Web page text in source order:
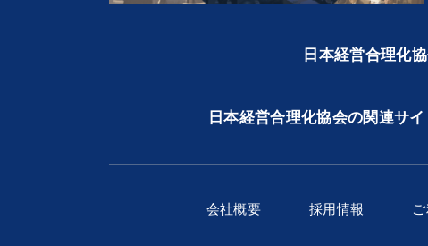
日本経営合理化
日本経営合理化協会の関連サイ
会社概要 採用情報